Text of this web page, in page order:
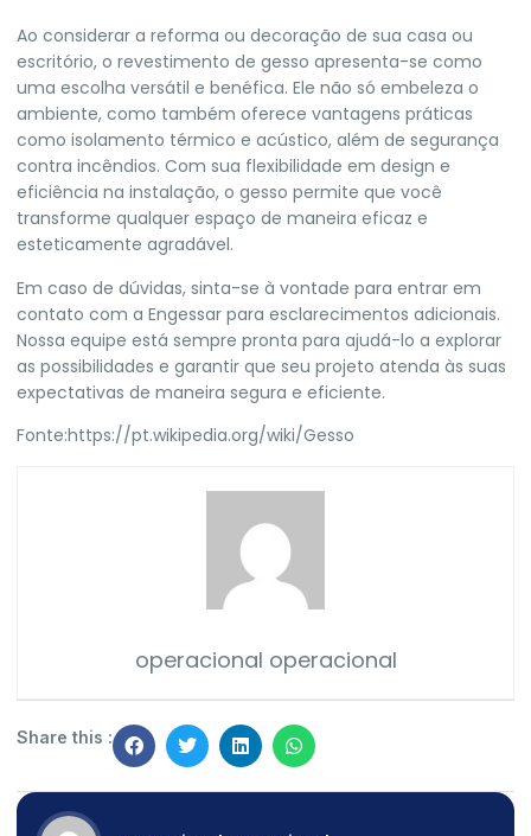
Ao considerar a reforma ou decoração de sua casa ou
escritório, o revestimento de gesso apresenta-se como
uma escolha versátil e benéfica. Ele não só embeleza o
ambiente, como também oferece vantagens práticas
como isolamento térmico e acústico, além de segurança
contra incêndios. Com sua flexibilidade em design e
eficiência na instalação, o gesso permite que você
transforme qualquer espaço de maneira eficaz e
esteticamente agradável.
Em caso de dúvidas, sinta-se à vontade para entrar em
contato com a Engessar para esclarecimentos adicionais.
Nossa equipe está sempre pronta para ajudá-lo a explorar
as possibilidades e garantir que seu projeto atenda às suas
expectativas de maneira segura e eficiente.
Fonte:https://pt.wikipedia.org/wiki/Gesso
operacional operacional
Share this :